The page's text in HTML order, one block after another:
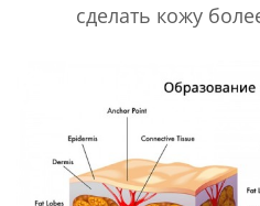
сделать кожу